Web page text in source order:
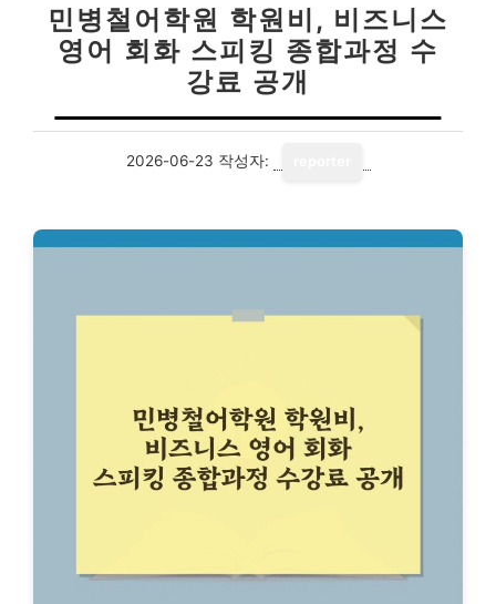
민병철어학원 학원비, 비즈니스
영어 회화 스피킹 종합과정 수
강료 공개
2026-06-23 작성자: